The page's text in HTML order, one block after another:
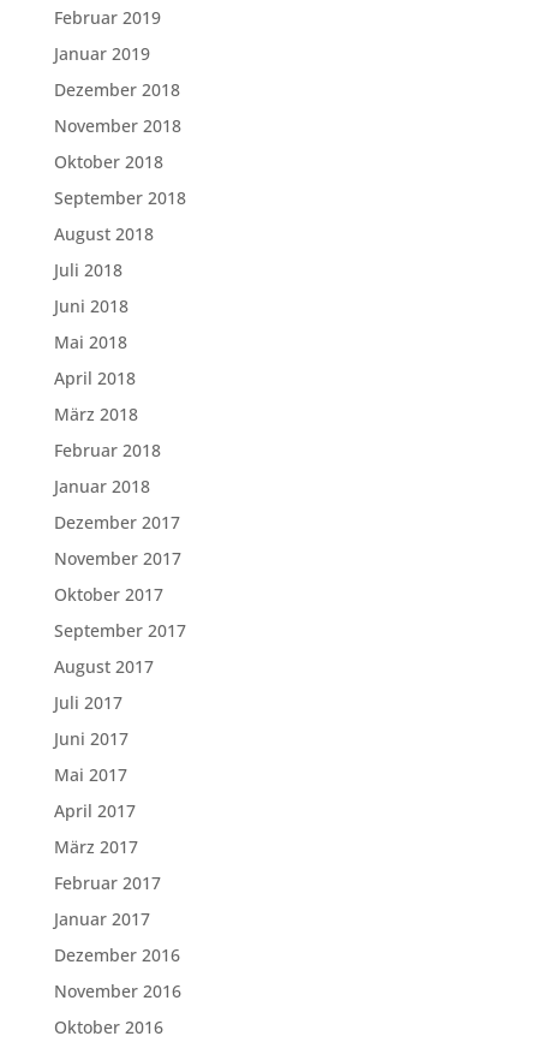
Februar 2019
Januar 2019
Dezember 2018
November 2018
Oktober 2018
September 2018
August 2018
Juli 2018
Juni 2018
Mai 2018
April 2018
März 2018
Februar 2018
Januar 2018
Dezember 2017
November 2017
Oktober 2017
September 2017
August 2017
Juli 2017
Juni 2017
Mai 2017
April 2017
März 2017
Februar 2017
Januar 2017
Dezember 2016
November 2016
Oktober 2016